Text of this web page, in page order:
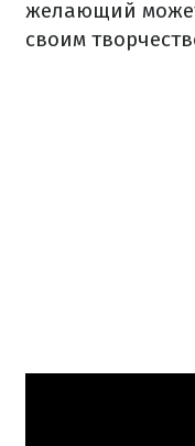
желающий
своим